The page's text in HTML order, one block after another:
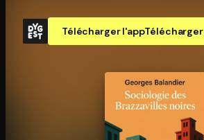
Télécharger l'appTélécharger